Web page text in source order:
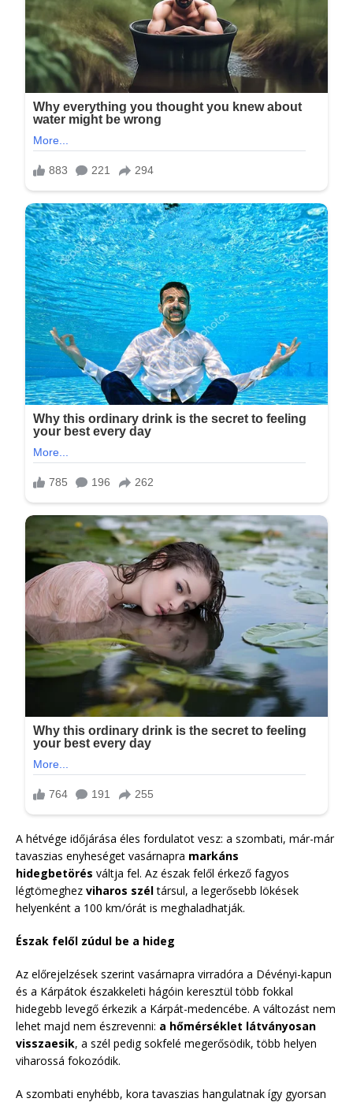
A hétvége időjárása éles fordulatot vesz: a szombati, már-már
tavaszias enyheséget vasárnapra markáns
hidegbetörés váltja fel. Az észak felől érkező fagyos
légtömeghez viharos széltársul, a legerősebb lökések
helyenként a 100 km/órát is meghaladhatják.
Észak felől zúdul be a hideg
Az előrejelzések szerint vasárnapra virradóra a Dévényi-kapun
és a Kárpátok északkeleti hágóin keresztül több fokkal
hidegebb levegő érkezik a Kárpát-medencébe. A változást nem
lehet majd nem észrevenni: a hőmérséklet látványosan
visszaesik, a szél pedig sokfelé megerősödik, több helyen
viharossá fokozódik.
A szombati enyhébb, kora tavaszias hangulatnak így gyorsan